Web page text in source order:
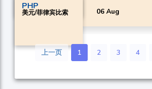
PHP
美元/菲律宾比索 06 Aug
上一页 1 2 3 4